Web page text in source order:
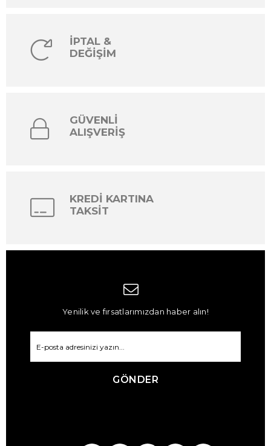
İPTAL &
DEĞİŞİM
GÜVENLİ
ALIŞVERİŞ
KREDİ KARTINA
TAKSİT
Yenilik ve fırsatlarımızdan haber alın!
GÖNDER